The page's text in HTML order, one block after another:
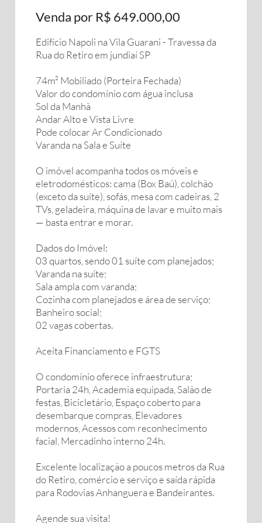
Venda por R$ 649.000,00
Edifício Napoli na Vila Guarani - Travessa da
Rua do Retiro em jundiaí SP
74m² Mobiliado (Porteira Fechada)
Valor do condomínio com água inclusa
Sol da Manhã
Andar Alto e Vista Livre
Pode colocar Ar Condicionado
Varanda na Sala e Suíte
O imóvel acompanha todos os móveis e
eletrodomésticos: cama (Box Baú), colchão
(exceto da suíte), sofás, mesa com cadeiras, 2
TVs, geladeira, máquina de lavar e muito mais
— basta entrar e morar.
Dados do Imóvel:
03 quartos, sendo 01 suíte com planejados;
Varanda na suíte;
Sala ampla com varanda;
Cozinha com planejados e área de serviço;
Banheiro social;
02 vagas cobertas.
Aceita Financiamento e FGTS
O condomínio oferece infraestrutura;
Portaria 24h, Academia equipada, Salão de
festas, Bicicletário, Espaço coberto para
desembarque compras, Elevadores
modernos, Acessos com reconhecimento
facial, Mercadinho interno 24h.
Excelente localização a poucos metros da Rua
do Retiro, comércio e serviço e saída rápida
para Rodovias Anhanguera e Bandeirantes.
Agende sua visita!